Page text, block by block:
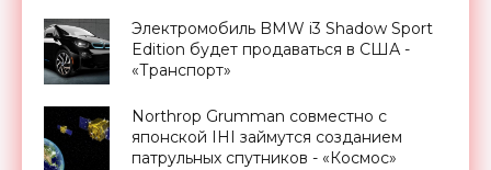
Электромобиль BMW i3 Shadow Sport
Edition будет продаваться в США -
«Транспорт»
Northrop Grumman совместно с
японской IHI займутся созданием
патрульных спутников - «Космос»